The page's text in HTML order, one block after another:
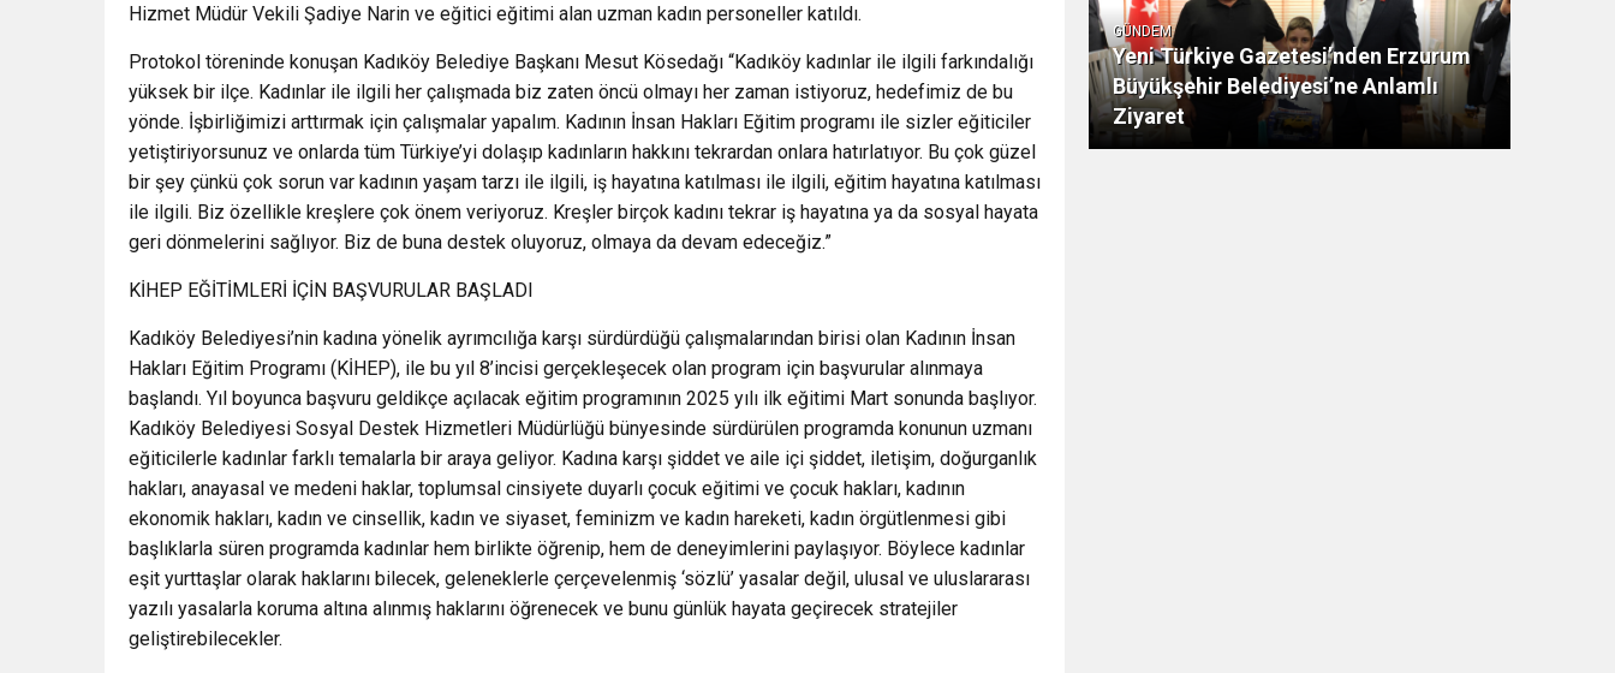
Hizmet Müdür Vekili Şadiye Narin ve eğitici eğitimi alan uzman kadın personeller katıldı.
Protokol töreninde konuşan Kadıköy Belediye Başkanı Mesut Kösedağı “Kadıköy kadınlar ile ilgili farkındalığı
yüksek bir ilçe. Kadınlar ile ilgili her çalışmada biz zaten öncü olmayı her zaman istiyoruz, hedefimiz de bu
yönde. İşbirliğimizi arttırmak için çalışmalar yapalım. Kadının İnsan Hakları Eğitim programı ile sizler eğiticiler
yetiştiriyorsunuz ve onlarda tüm Türkiye’yi dolaşıp kadınların hakkını tekrardan onlara hatırlatıyor. Bu çok güzel
bir şey çünkü çok sorun var kadının yaşam tarzı ile ilgili, iş hayatına katılması ile ilgili, eğitim hayatına katılması
ile ilgili. Biz özellikle kreşlere çok önem veriyoruz. Kreşler birçok kadını tekrar iş hayatına ya da sosyal hayata
geri dönmelerini sağlıyor. Biz de buna destek oluyoruz, olmaya da devam edeceğiz.”
KİHEP EĞİTİMLERİ İÇİN BAŞVURULAR BAŞLADI
Kadıköy Belediyesi’nin kadına yönelik ayrımcılığa karşı sürdürdüğü çalışmalarından birisi olan Kadının İnsan
Hakları Eğitim Programı (KİHEP), ile bu yıl 8’incisi gerçekleşecek olan program için başvurular alınmaya
başlandı. Yıl boyunca başvuru geldikçe açılacak eğitim programının 2025 yılı ilk eğitimi Mart sonunda başlıyor.
Kadıköy Belediyesi Sosyal Destek Hizmetleri Müdürlüğü bünyesinde sürdürülen programda konunun uzmanı
eğiticilerle kadınlar farklı temalarla bir araya geliyor. Kadına karşı şiddet ve aile içi şiddet, iletişim, doğurganlık
hakları, anayasal ve medeni haklar, toplumsal cinsiyete duyarlı çocuk eğitimi ve çocuk hakları, kadının
ekonomik hakları, kadın ve cinsellik, kadın ve siyaset, feminizm ve kadın hareketi, kadın örgütlenmesi gibi
başlıklarla süren programda kadınlar hem birlikte öğrenip, hem de deneyimlerini paylaşıyor. Böylece kadınlar
eşit yurttaşlar olarak haklarını bilecek, geleneklerle çerçevelenmiş ‘sözlü’ yasalar değil, ulusal ve uluslararası
yazılı yasalarla koruma altına alınmış haklarını öğrenecek ve bunu günlük hayata geçirecek stratejiler
geliştirebilecekler.
GÜNDEM
Yeni Türkiye Gazetesi’nden Erzurum
Büyükşehir Belediyesi’ne Anlamlı
Ziyaret